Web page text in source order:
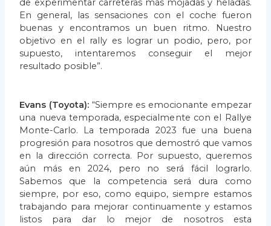
de experimentar carreteras más mojadas y heladas.
En general, las sensaciones con el coche fueron
buenas y encontramos un buen ritmo.
Nuestro
objetivo en el rally es lograr un podio, pero, por
supuesto, intentaremos conseguir el
mejor
resultado posible”.
Evans (Toyota): “Siempre es emocionante empezar
una nueva temporada, especialmente con el Rallye
Monte-Carlo. La temporada 2023 fue una buena
progresión para nosotros que demostró que vamos
en la dirección correcta. Por supuesto, queremos
aún más en 2024, pero no será fácil lograrlo.
Sabemos que la competencia será dura como
siempre, por eso, como equipo, siempre estamos
trabajando para mejorar continuamente y estamos
listos para dar lo mejor de nosotros esta